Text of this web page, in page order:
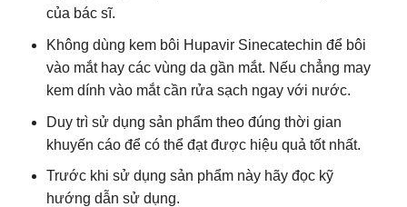
của bác sĩ.
Không dùng kem bôi Hupavir Sinecatechin để bôi
vào mắt hay các vùng da gần mắt. Nếu chẳng may
kem dính vào mắt cần rửa sạch ngay với nước.
Duy trì sử dụng sản phẩm theo đúng thời gian
khuyến cáo để có thể đạt được hiệu quả tốt nhất.
Trước khi sử dụng sản phẩm này hãy đọc kỹ
hướng dẫn sử dụng.